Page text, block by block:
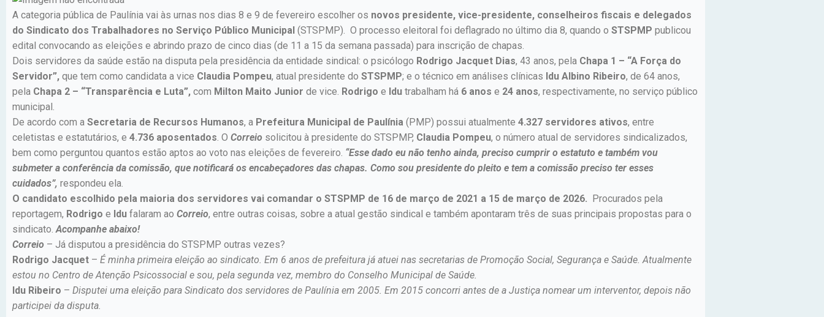
A categoria pública de Paulínia vai às urnas nos dias 8 e 9 de fevereiro escolher os novos presidente, vice-presidente, conselheiros fiscais e delegados
do Sindicato dos Trabalhadores no Serviço Público Municipal (STSPMP). O processo eleitoral foi deflagrado no último dia 8, quando o STSPMP publicou
edital convocando as eleições e abrindo prazo de cinco dias (de 11 a 15 da semana passada) para inscrição de chapas.
Dois servidores da saúde estão na disputa pela presidência da entidade sindical: o psicólogo Rodrigo Jacquet Dias, 43 anos, pela Chapa 1 – “A Força do
Servidor”, que tem como candidata a vice Claudia Pompeu, atual presidente do STSPMP; e o técnico em análises clínicas Idu Albino Ribeiro, de 64 anos,
pela Chapa 2 – “Transparência e Luta”, com Milton Maito Junior de vice. Rodrigo e Idu trabalham há 6 anos e 24 anos, respectivamente, no serviço público
municipal.
De acordo com a Secretaria de Recursos Humanos, a Prefeitura Municipal de Paulínia (PMP) possui atualmente 4.327 servidores ativos, entre
celetistas e estatutários, e 4.736 aposentados. O Correio solicitou à presidente do STSPMP, Claudia Pompeu, o número atual de servidores sindicalizados,
bem como perguntou quantos estão aptos ao voto nas eleições de fevereiro. “Esse dado eu não tenho ainda, preciso cumprir o estatuto e também vou
submeter a conferência da comissão, que notificará os encabeçadores das chapas. Como sou presidente do pleito e tem a comissão preciso ter esses
cuidados”, respondeu ela.
O candidato escolhido pela maioria dos servidores vai comandar o STSPMP de 16 de março de 2021 a 15 de março de 2026. Procurados pela
reportagem, Rodrigo e Idu falaram ao Correio, entre outras coisas, sobre a atual gestão sindical e também apontaram três de suas principais propostas para o
sindicato.Acompanhe abaixo!
Correio – Já disputou a presidência do STSPMP outras vezes?
Rodrigo Jacquet – É minha primeira eleição ao sindicato. Em 6 anos de prefeitura já atuei nas secretarias de Promoção Social, Segurança e Saúde. Atualmente
estou no Centro de Atenção Psicossocial e sou, pela segunda vez, membro do Conselho Municipal de Saúde.
Idu Ribeiro – Disputei uma eleição para Sindicato dos servidores de Paulínia em 2005. Em 2015 concorri antes de a Justiça nomear um interventor, depois não
participei da disputa.